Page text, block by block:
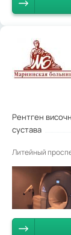
Рентген
сустава
Литейный